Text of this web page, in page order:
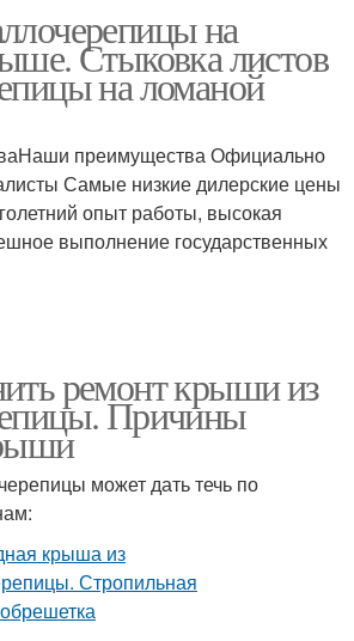
на
Стыковка листов
на ломаной
преимущества Официально
Самые низкие дилерские цены
опыт работы, высокая
выполнение государственных
ремонт крыши из
Причины
может дать течь по